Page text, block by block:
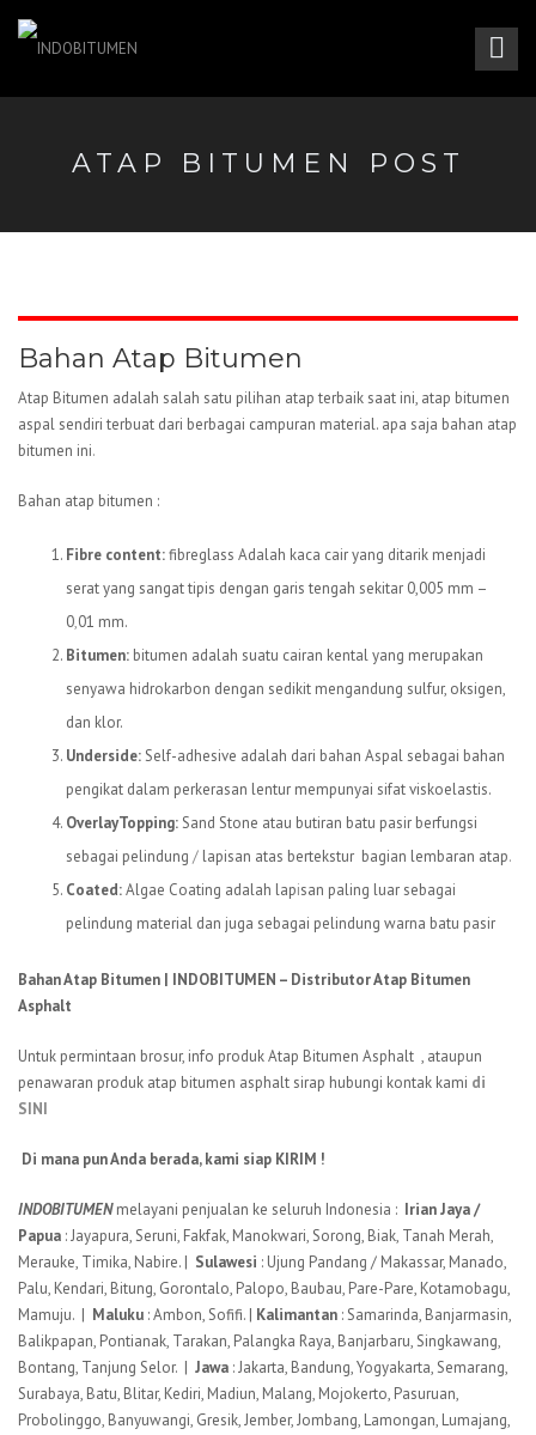
ATAP BITUMEN POST
Bahan Atap Bitumen
Atap Bitumen adalah salah satu pilihan atap terbaik saat ini, atap bitumen
aspal sendiri terbuat dari berbagai campuran material. apa saja bahan atap
bitumen ini.
Bahan atap bitumen :
Fibre content:fibreglass Adalah kaca cair yang ditarik menjadi
serat yang sangat tipis dengan garis tengah sekitar 0,005 mm –
0,01 mm.
Bitumen: bitumen adalah suatu cairan kental yang merupakan
senyawa hidrokarbon dengan sedikit mengandung sulfur, oksigen,
dan klor.
Underside:Self-adhesive adalah dari bahan Aspal sebagai bahan
pengikat dalam perkerasan lentur mempunyai sifat viskoelastis.
OverlayTopping:Sand Stone atau butiran batu pasir berfungsi
sebagai pelindung / lapisan atas bertekstur bagian lembaran atap.
Coated:Algae Coating adalah lapisan paling luar sebagai
pelindung material dan juga sebagai pelindung warna batu pasir
Bahan Atap Bitumen | INDOBITUMEN – Distributor Atap Bitumen
Asphalt
Untuk permintaan brosur, info produk Atap Bitumen Asphalt , ataupun
penawaran produk atap bitumen asphalt sirap hubungi kontak kami di
SINI
Di mana pun Anda berada, kami siap KIRIM !
INDOBITUMENmelayani penjualan ke seluruh Indonesia : Irian Jaya /
Papua : Jayapura, Seruni, Fakfak, Manokwari, Sorong, Biak, Tanah Merah,
Merauke, Timika, Nabire. | Sulawesi : Ujung Pandang / Makassar, Manado,
Palu, Kendari, Bitung, Gorontalo, Palopo, Baubau, Pare-Pare, Kotamobagu,
Mamuju. | Maluku : Ambon, Sofifi. | Kalimantan : Samarinda, Banjarmasin,
Balikpapan, Pontianak, Tarakan, Palangka Raya, Banjarbaru, Singkawang,
Bontang, Tanjung Selor. | Jawa : Jakarta, Bandung, Yogyakarta, Semarang,
Surabaya, Batu, Blitar, Kediri, Madiun, Malang, Mojokerto, Pasuruan,
Probolinggo, Banyuwangi, Gresik, Jember, Jombang, Lamongan, Lumajang,